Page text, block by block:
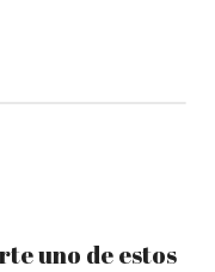
uno de estos